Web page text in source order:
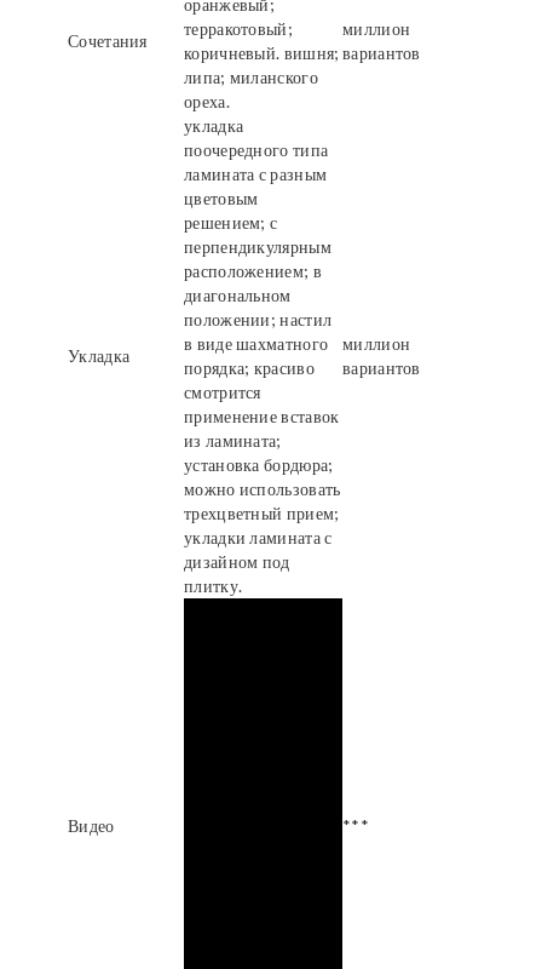
Сочетания
оранжевый;
терракотовый;
коричневый. вишня;
липа; миланского
ореха.
миллион
вариантов
Укладка
укладка
поочередного типа
ламината с разным
цветовым
решением; с
перпендикулярным
расположением; в
диагональном
положении; настил
в виде шахматного
порядка; красиво
смотрится
применение вставок
из ламината;
установка бордюра;
можно использовать
трехцветный прием;
укладки ламината с
дизайном под
плитку.
миллион
вариантов
Видео ***